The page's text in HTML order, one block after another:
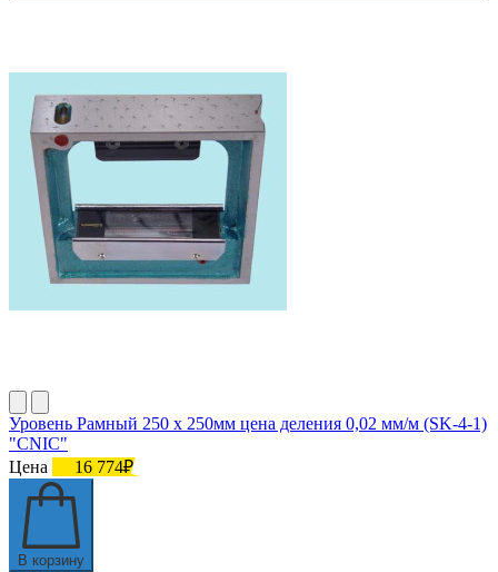
Уровень Рамный 250 х 250мм цена деления 0,02 мм/м (SK-4-1)
"CNIC"
Цена
16 774₽
В корзину